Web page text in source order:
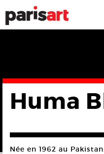
Huma
Née en 1962 au